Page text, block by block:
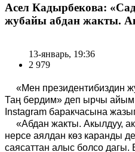
Асел Кадырбекова:
жубайы абдан жакты.
13-январь, 19:36
2 979
«Мен президентибиздин
Таң бердим» деп ырчы айым
Instagram баракчасына
«Абдан жакты. Акылдуу,
нерсе аялдан көз каранды
саясаттан алыс болсо дагы.